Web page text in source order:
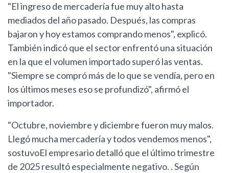
"El ingreso de mercadería fue muy alto hasta
mediados del año pasado. Después, las compras
bajaron y hoy estamos comprando menos", explicó.
También indicó que el sector enfrentó una situación
en la que el volumen importado superó las ventas.
"Siempre se compró más de lo que se vendía, pero en
los últimos meses eso se profundizó", afirmó el
importador.
"Octubre, noviembre y diciembre fueron muy malos.
Llegó mucha mercadería y todos vendemos menos",
sostuvoEl empresario detalló que el último trimestre
de 2025 resultó especialmente negativo. . Según